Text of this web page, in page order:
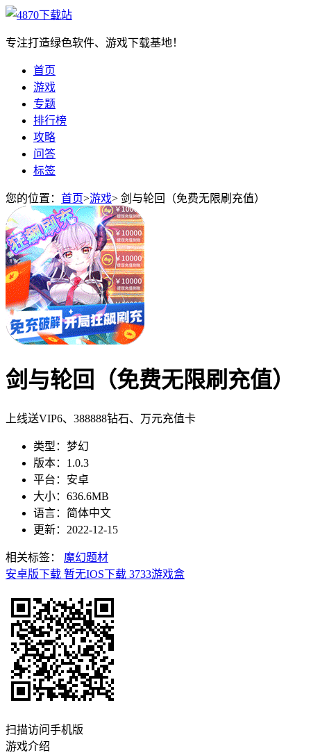
专注打造绿色软件、游戏下载基地！
首页
游戏
专题
排行榜
攻略
问答
标签
您的位置： 首页>游戏> 剑与轮回（免费无限刷充值）
剑与轮回（免费无限刷充值）
上线送VIP6、388888钻石、万元充值卡
类型：梦幻
版本：1.0.3
平台：安卓
大小：636.6MB
语言：简体中文
更新：2022-12-15
相关标签：
魔幻题材
安卓版下载 暂无IOS下载 3733游戏盒
扫描访问手机版
游戏介绍